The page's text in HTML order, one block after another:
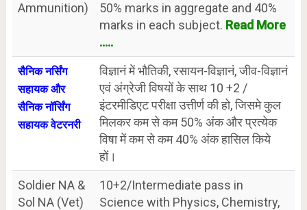
Ammunition)
50% marks in aggregate and 40%
marks in each subject. Read More
.....
सैनिक नर्सिंग
सहायक और
सैनिक नॉर्सिंग
सहायक वेटरनरी
विज्ञानं में भौतिकी, रसायन-विज्ञानं, जीव-विज्ञानं
एवं अंग्रेजी विषयों के साथ 10 +2 /
इंटरमीडिएट परीक्षा उत्तीर्ण की हो, जिसमे कुल
मिलकर कम से कम 50% अंक और प्रत्येक
विषा में कम से कम 40% अंक हासिल किये
हों।
Soldier NA &
Sol NA (Vet)
10+2/Intermediate pass in
Science with Physics, Chemistry,